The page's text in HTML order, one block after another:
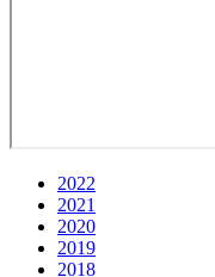
2022
2021
2020
2019
2018